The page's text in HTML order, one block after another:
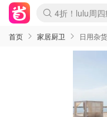
Boticinal 夏促
4折！lulu周
还没结束！
Joybuy变相75
速领！Stanley
疑似霸哥！
Zalando 奥莱
Moncler反季
Coach
首页 家居厨卫 日用杂货